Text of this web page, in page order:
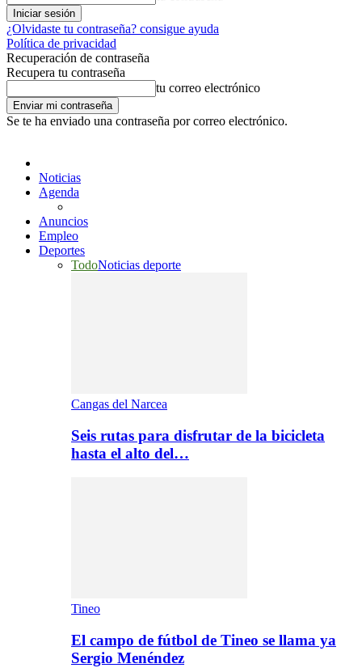
¿Olvidaste tu contraseña? consigue ayuda
Política de privacidad
Recuperación de contraseña
Recupera tu contraseña
tu correo electrónico
Se te ha enviado una contraseña por correo electrónico.
Noticias
Agenda
Anuncios
Empleo
Deportes
TodoNoticias deporte
Cangas del Narcea
Seis rutas para disfrutar de la bicicleta
hasta el alto del…
Tineo
El campo de fútbol de Tineo se llama ya
Sergio Menéndez